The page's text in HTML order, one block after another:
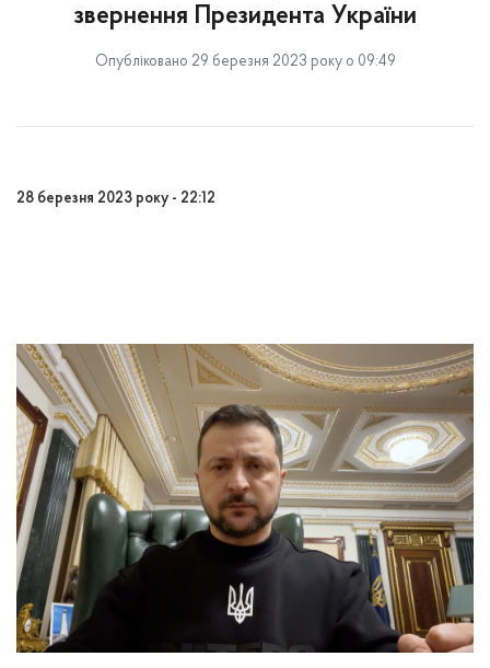
звернення Президента України
Опубліковано 29 березня 2023 року о 09:49
28 березня 2023 року - 22:12